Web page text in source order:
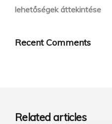
lehetőségek áttekintése
Recent Comments
Related articles